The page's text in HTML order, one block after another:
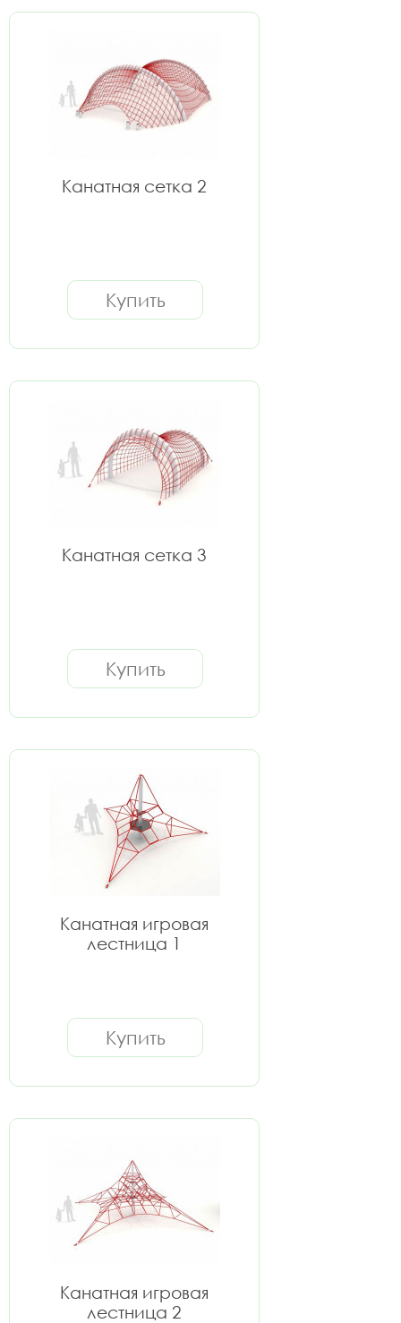
Канатная сетка 2
Купить
Канатная сетка 3
Купить
Канатная игровая
лестница 1
Купить
Канатная игровая
лестница 2